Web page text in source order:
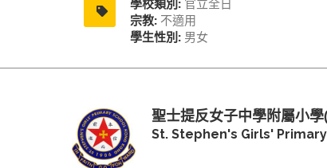
宗教:不適用
學生性別:男女
聖士提反女子中學附屬小學
St. Stephen's Girls'